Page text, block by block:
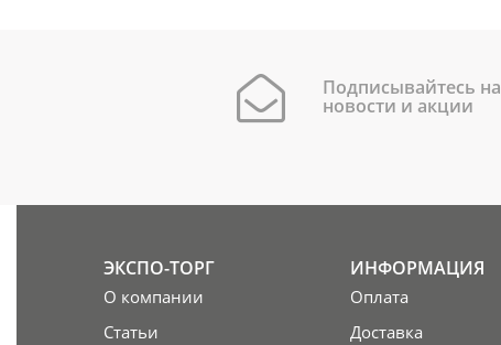
Подписывайтесь на
новости и акции
ЭКСПО-ТОРГ
О компании
Статьи
ИНФОРМАЦИЯ
Оплата
Доставка